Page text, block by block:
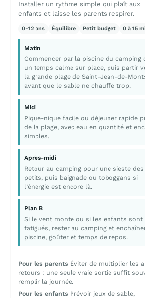
Installer un rythme simple qui plaît aux
enfants et laisse les parents respirer.
0-12 ans Équilibre Petit budget 0 à 15
Matin
Commencer par la piscine du camping
un temps calme sur place, puis partir
la grande plage de Saint-Jean-de-
avant que le sable ne chauffe trop.
Midi
Pique-nique facile ou déjeuner rapide
de la plage, avec eau en quantité et
simples.
Après-midi
Retour au camping pour une sieste des
petits, puis baignade ou toboggans si
l’énergie est encore là.
Plan B
Si le vent monte ou si les enfants sont
fatigués, rester au camping et
piscine, goûter et temps de repos.
Pour les parents Éviter de multiplier les
retours : une seule vraie sortie suffit
remplir la journée.
Pour les enfants Prévoir jeux de sable,